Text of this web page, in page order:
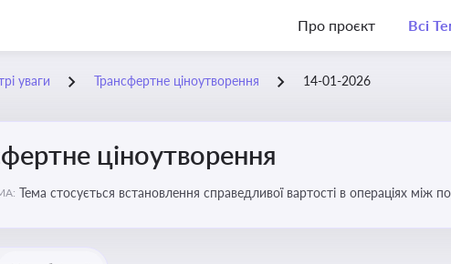
Про проєкт Всі
уваги Трансфертне ціноутворення 14-01-2026
ціноутворення
Тема стосується встановлення справедливої вартості в операціях